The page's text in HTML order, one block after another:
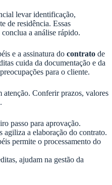
levar identificação,
de residência. Essas
a análise rápido.
e a assinatura do contrato de
cuida da documentação e da
para o cliente.
atenção. Conferir prazos, valores
passo para aprovação.
agiliza a elaboração do contrato.
permite o processamento do
ajudam na gestão da